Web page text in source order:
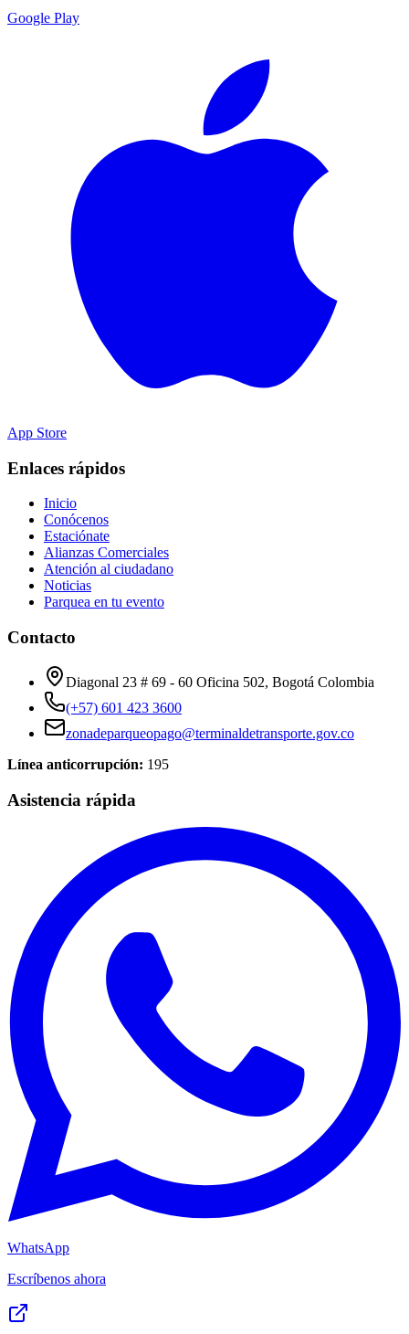
Google Play
App Store
Enlaces rápidos
Inicio
Conócenos
Estaciónate
Alianzas Comerciales
Atención al ciudadano
Noticias
Parquea en tu evento
Contacto
Diagonal 23 # 69 - 60 Oficina 502, Bogotá Colombia
(+57) 601 423 3600
zonadeparqueopago@terminaldetransporte.gov.co
Línea anticorrupción: 195
Asistencia rápida
WhatsApp
Escríbenos ahora